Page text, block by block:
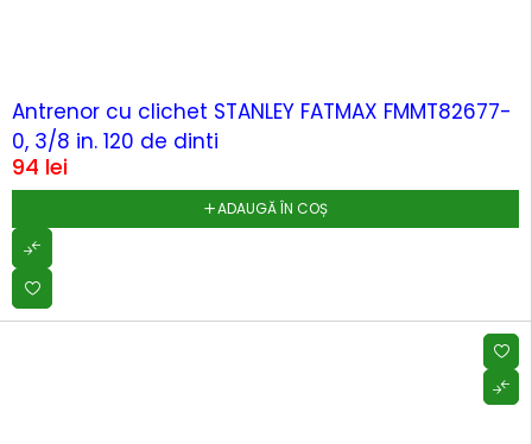
Antrenor cu clichet STANLEY FATMAX FMMT82677-
0, 3/8 in. 120 de dinti
94 lei
ADAUGĂ ÎN COȘ